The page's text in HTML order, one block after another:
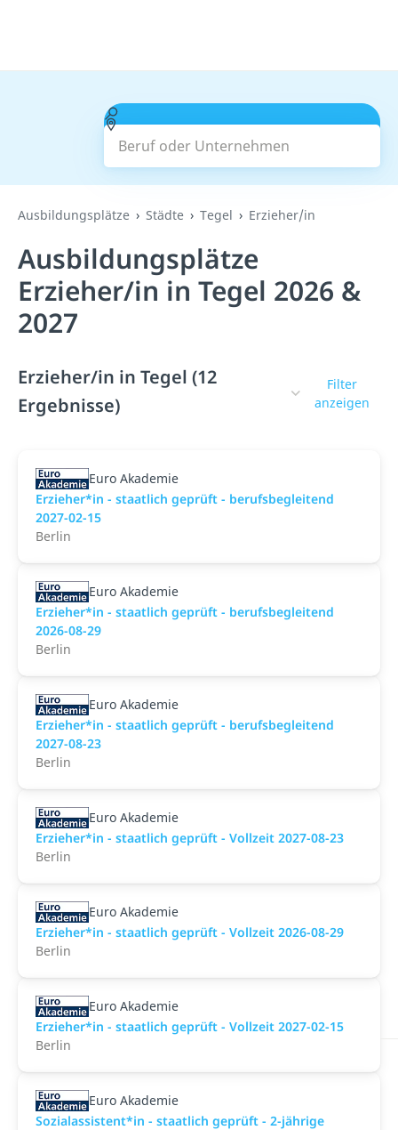
Beruf oder Unternehmen
Suchen
Ausbildungsplätze Städte Tegel Erzieher/in
Ausbildungsplätze
Erzieher/in in Tegel 2026 &
2027
Erzieher/in in Tegel (12
Ergebnisse)
Filter
anzeigen
Euro Akademie
Erzieher*in - staatlich geprüft - berufsbegleitend
2027-02-15
Berlin
Euro Akademie
Erzieher*in - staatlich geprüft - berufsbegleitend
2026-08-29
Berlin
Euro Akademie
Erzieher*in - staatlich geprüft - berufsbegleitend
2027-08-23
Berlin
Euro Akademie
Erzieher*in - staatlich geprüft - Vollzeit 2027-08-23
Berlin
Euro Akademie
Erzieher*in - staatlich geprüft - Vollzeit 2026-08-29
Berlin
Euro Akademie
Erzieher*in - staatlich geprüft - Vollzeit 2027-02-15
Berlin
Euro Akademie
Sozialassistent*in - staatlich geprüft - 2-jährige